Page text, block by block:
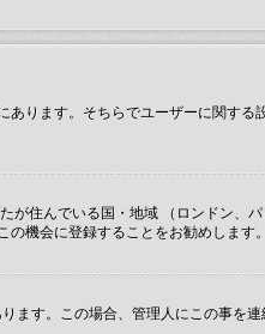
ります。そちらでユーザーに関する
が住んでいる国・地域 （ロンドン、
機会に登録することをお勧めします。
ます。この場合、管理人にこの事を